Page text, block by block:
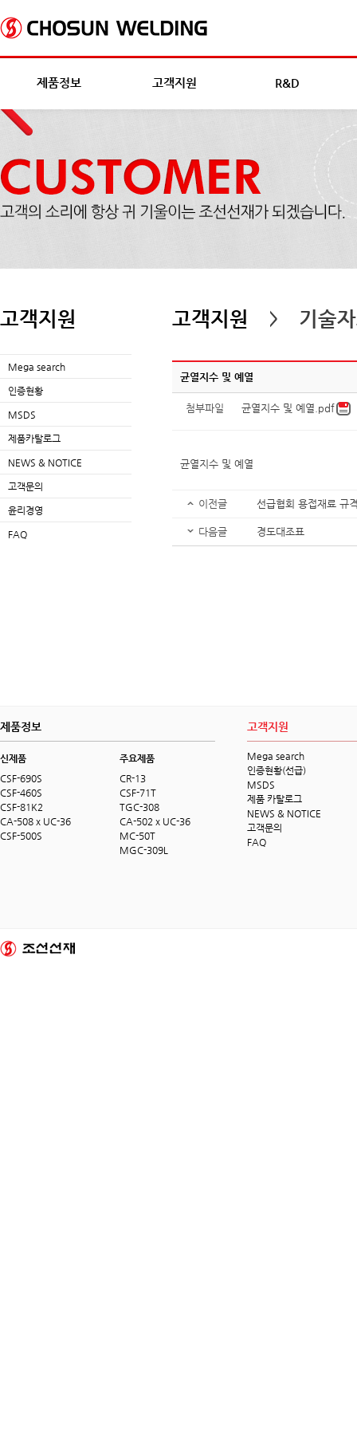
제품정보 고객지원 R&D
고객지원
Mega search
인증현황
MSDS
제품카탈로그
NEWS & NOTICE
고객문의
윤리경영
FAQ
고객지원 > 기술
균열지수 및 예열
첨부파일 균열지수 및 예열.pdf
균열지수 및 예열
이전글 선급협회 용접재료 규
다음글 경도대조표
제품정보
신제품
CSF-690S
CSF-460S
CSF-81K2
CA-508 x UC-36
CSF-500S
주요제품
CR-13
CSF-71T
TGC-308
CA-502 x UC-36
MC-50T
MGC-309L
고객지원
Mega search
인증현황(선급)
MSDS
제품 카탈로그
NEWS & NOTICE
고객문의
FAQ